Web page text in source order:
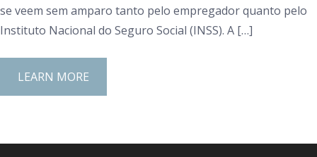
se veem sem amparo tanto pelo empregador quanto pelo
Instituto Nacional do Seguro Social (INSS). A […]
LEARN MORE